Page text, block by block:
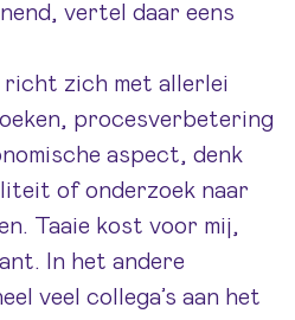
vertel daar eens
richt zich met allerlei
procesverbetering
aspect, denk
of onderzoek naar
Taaie kost voor mij,
In het andere
veel collega’s aan het